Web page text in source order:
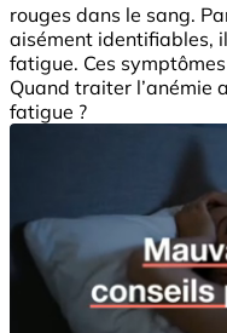
rouges dans le sang.
aisément identifiables,
fatigue. Ces
Quand traiter l’anémie
fatigue ?